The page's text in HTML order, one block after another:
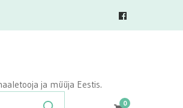
ja müüja Eestis.
0